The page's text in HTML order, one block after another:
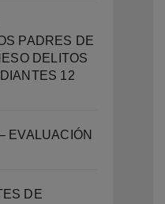
PADRES DE
DELITOS
12
EVALUACIÓN
DE